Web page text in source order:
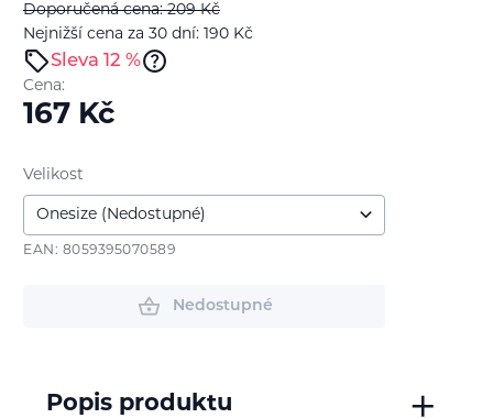
Doporučená cena: 209Kč
Nejnižší cena za 30 dní: 190 Kč
Sleva 12 %
Cena:
167 Kč
Velikost
EAN: 8059395070589
Nedostupné
Popis produktu